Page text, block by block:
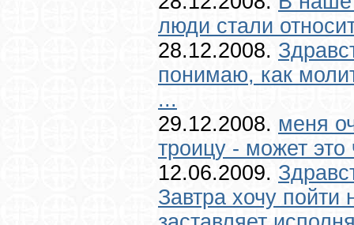
люди стали
28.12.2008.
понимаю, как
...
29.12.2008. меня
троицу - может это
12.06.2009.
Завтра хочу